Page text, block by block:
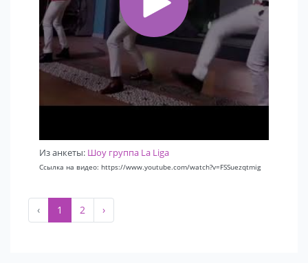
Из анкеты: Шоу группа La Liga
Ссылка на видео: https://www.youtube.com/watch?v=FSSuezqtmig
‹ 1 2 ›